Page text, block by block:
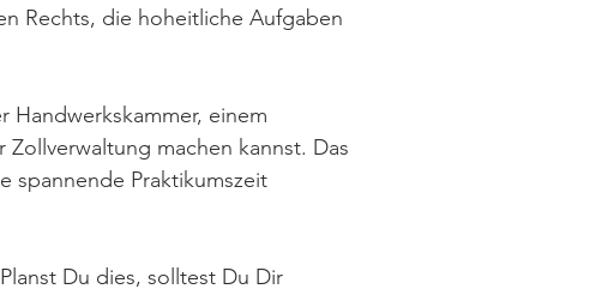
Rechts, die hoheitliche Aufgaben
einem
machen kannst. Das
spannende Praktikumszeit
Du dies, solltest Du Dir